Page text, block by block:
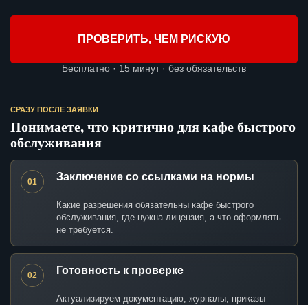
ПРОВЕРИТЬ, ЧЕМ РИСКУЮ
Бесплатно · 15 минут · без обязательств
СРАЗУ ПОСЛЕ ЗАЯВКИ
Понимаете, что критично для кафе быстрого
обслуживания
01 Заключение со ссылками на нормы
Какие разрешения обязательны кафе быстрого
обслуживания, где нужна лицензия, а что оформлять
не требуется.
02 Готовность к проверке
Актуализируем документацию, журналы, приказы